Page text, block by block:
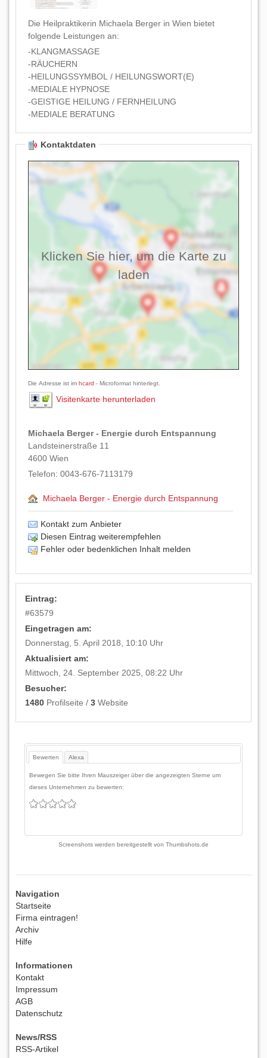
Die Heilpraktikerin Michaela Berger in Wien bietet
folgende Leistungen an:
-KLANGMASSAGE
-RÄUCHERN
-HEILUNGSSYMBOL / HEILUNGSWORT(E)
-MEDIALE HYPNOSE
-GEISTIGE HEILUNG / FERNHEILUNG
-MEDIALE BERATUNG
Kontaktdaten
Klicken Sie hier, um die Karte zu
laden
Die Adresse ist im hcard - Microformat hinterlegt.
Visitenkarte herunterladen
Michaela Berger - Energie durch Entspannung
Landsteinerstraße 11
4600 Wien
Telefon: 0043-676-7113179
Michaela Berger - Energie durch Entspannung
Kontakt zum Anbieter
Diesen Eintrag weiterempfehlen
Fehler oder bedenklichen Inhalt melden
Eintrag:
#63579
Eingetragen am:
Donnerstag, 5. April 2018, 10:10 Uhr
Aktualisiert am:
Mittwoch, 24. September 2025, 08:22 Uhr
Besucher:
1480 Profilseite /3 Website
Bewerten Alexa
Bewegen Sie bitte Ihren Mauszeiger über die angezeigten Sterne um
dieses Unternehmen zu bewerten:
Screenshots werden bereitgestellt von Thumbshots.de
Navigation
Startseite
Firma eintragen!
Archiv
Hilfe
Informationen
Kontakt
Impressum
AGB
Datenschutz
News/RSS
RSS-Artikel